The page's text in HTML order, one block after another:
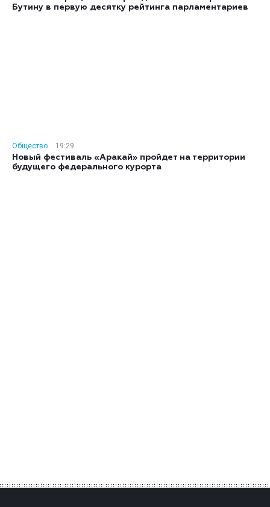
Бутину в первую десятку рейтинга парламентариев
Общество
19:29
Новый фестиваль «Аракай» пройдет на территории
будущего федерального курорта